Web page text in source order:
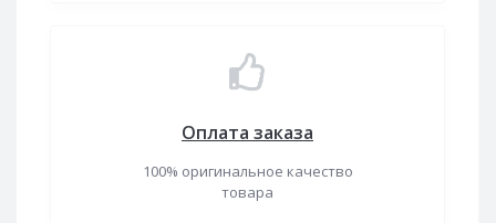
Оплата заказа
100% оригинальное качество
товара